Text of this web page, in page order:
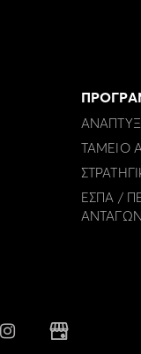
ΤΑΜΕΙΟ
ΕΣΠΑ /